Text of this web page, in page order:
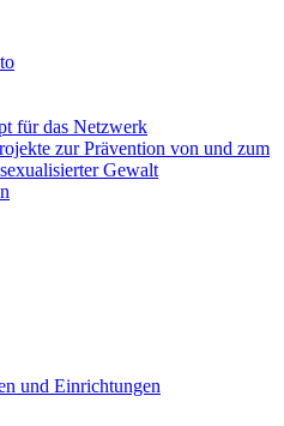
für das Netzwerk
zur Prävention von und zum
Gewalt
und Einrichtungen